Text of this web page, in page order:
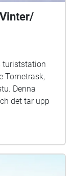
turiststation
Tornetrask,
Denna
det tar upp